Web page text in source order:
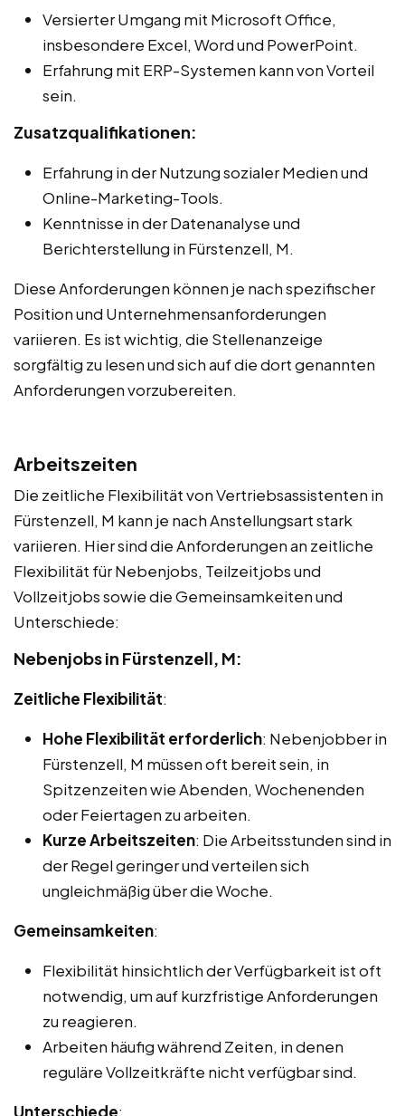
Versierter Umgang mit Microsoft Office,
insbesondere Excel, Word und PowerPoint.
Erfahrung mit ERP-Systemen kann von Vorteil
sein.
Zusatzqualifikationen:
Erfahrung in der Nutzung sozialer Medien und
Online-Marketing-Tools.
Kenntnisse in der Datenanalyse und
Berichterstellung in Fürstenzell, M.
Diese Anforderungen können je nach spezifischer
Position und Unternehmensanforderungen
variieren. Es ist wichtig, die Stellenanzeige
sorgfältig zu lesen und sich auf die dort genannten
Anforderungen vorzubereiten.
Arbeitszeiten
Die zeitliche Flexibilität von Vertriebsassistenten in
Fürstenzell, M kann je nach Anstellungsart stark
variieren. Hier sind die Anforderungen an zeitliche
Flexibilität für Nebenjobs, Teilzeitjobs und
Vollzeitjobs sowie die Gemeinsamkeiten und
Unterschiede:
Nebenjobs in Fürstenzell, M:
Zeitliche Flexibilität:
Hohe Flexibilität erforderlich: Nebenjobber in
Fürstenzell, M müssen oft bereit sein, in
Spitzenzeiten wie Abenden, Wochenenden
oder Feiertagen zu arbeiten.
Kurze Arbeitszeiten: Die Arbeitsstunden sind in
der Regel geringer und verteilen sich
ungleichmäßig über die Woche.
Gemeinsamkeiten:
Flexibilität hinsichtlich der Verfügbarkeit ist oft
notwendig, um auf kurzfristige Anforderungen
zu reagieren.
Arbeiten häufig während Zeiten, in denen
reguläre Vollzeitkräfte nicht verfügbar sind.
Unterschiede: